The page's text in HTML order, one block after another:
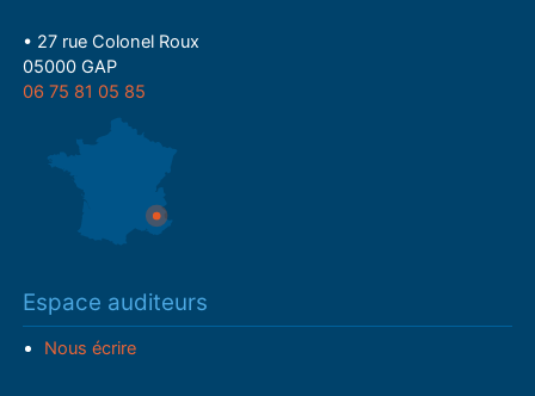
• 27 rue Colonel Roux
05000 GAP
06 75 81 05 85
Espace auditeurs
Nous écrire